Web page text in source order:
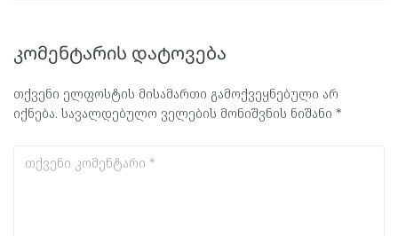
კომენტარის დატოვება
თქვენი ელფოსტის მისამართი გამოქვეყნებული არ
იქნება. სავალდებულო ველების მონიშვნის ნიშანი *